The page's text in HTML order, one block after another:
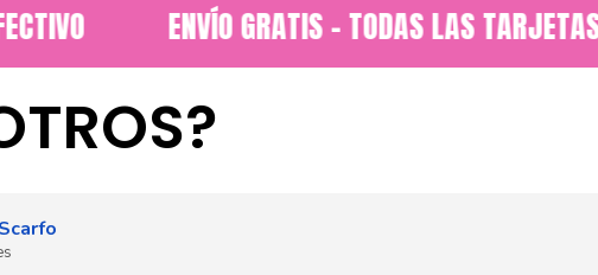
ENVÍO GRATIS - TODAS LAS